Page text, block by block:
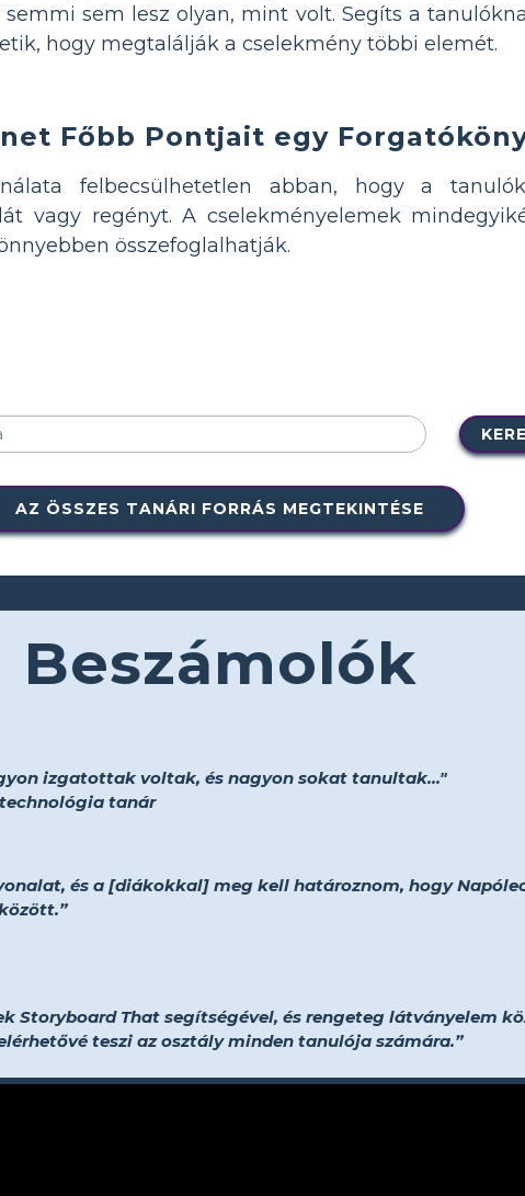
sem lesz olyan, mint volt. Segíts a
hogy megtalálják a cselekmény többi elemét.
Főbb Pontjait egy
felbecsülhetetlen abban, hogy a
vagy regényt. A cselekményelemek
összefoglalhatják.
AZ ÖSSZES TANÁRI FORRÁS MEGTEKINTÉSE
Beszámolók
izgatottak voltak, és nagyon sokat tanultak..."
tanár
és a [diákokkal] meg kell határoznom, hogy
Storyboard That segítségével, és rengeteg látványelem
teszi az osztály minden tanulója számára.”